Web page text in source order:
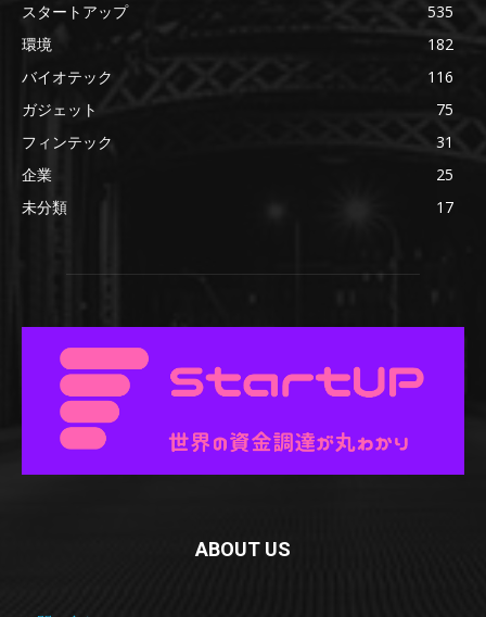
スタートアップ
535
環境
182
バイオテック
116
ガジェット
75
フィンテック
31
企業
25
未分類
17
ABOUT US